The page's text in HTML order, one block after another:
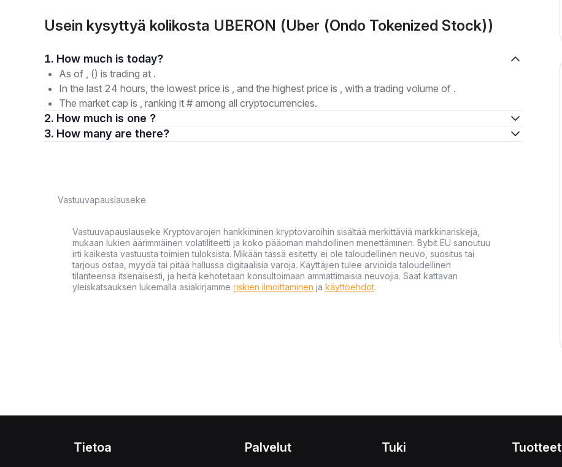
Usein kysyttyä kolikosta UBERON (Uber (Ondo Tokenized Stock))
1. How much is today?
As of , () is trading at .
In the last 24 hours, the lowest price is , and the highest price is , with a trading volume of .
The market cap is , ranking it # among all cryptocurrencies.
2. How much is one ?
3. How many are there?
Vastuuvapauslauseke
Vastuuvapauslauseke Kryptovarojen hankkiminen kryptovaroihin sisältää merkittäviä markkinariskejä,
mukaan lukien äärimmäinen volatiliteetti ja koko pääoman mahdollinen menettäminen. Bybit EU sanoutuu
irti kaikesta vastuusta toimien tuloksista. Mikään tässä esitetty ei ole taloudellinen neuvo, suositus tai
tarjous ostaa, myydä tai pitää hallussa digitaalisia varoja. Käyttäjien tulee arvioida taloudellinen
tilanteensa itsenäisesti, ja heitä kehotetaan konsultoimaan ammattimaisia neuvojia. Saat kattavan
yleiskatsauksen lukemalla asiakirjamme riskien ilmoittaminen ja käyttöehdot.
Tietoa Palvelut Tuki Tuotteet